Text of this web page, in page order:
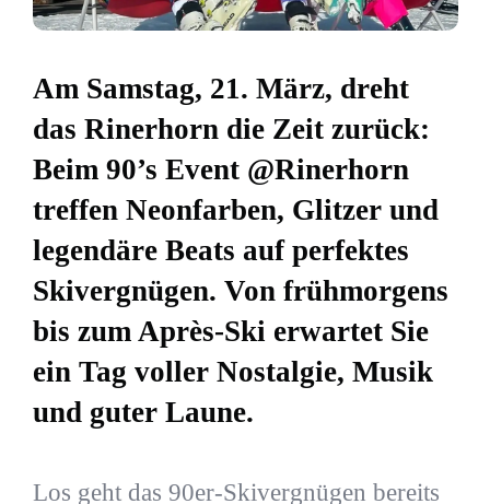
Am Samstag, 21. März, dreht
das Rinerhorn die Zeit zurück:
Beim 90’s Event @Rinerhorn
treffen Neonfarben, Glitzer und
legendäre Beats auf perfektes
Skivergnügen. Von frühmorgens
bis zum Après-Ski erwartet Sie
ein Tag voller Nostalgie, Musik
und guter Laune.
Los geht das 90er-Skivergnügen bereits